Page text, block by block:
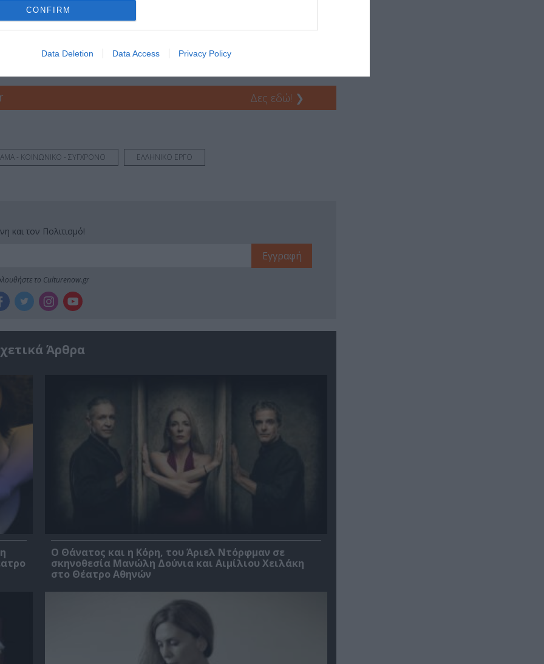
CONFIRM
Data Deletion Data Access Privacy Policy
στο
Δες εδώ! ❯
- ΚΟΙΝΩΝΙΚΟ - ΣΥΓΧΡΟΝΟ
ΕΛΛΗΝΙΚΟ ΕΡΓΟ
και τον Πολιτισμό!
το Culturenow.gr
Άρθρα
Ο Θάνατος και η Κόρη, του Άριελ Ντόρφμαν σε
σκηνοθεσία Μανώλη Δούνια και Αιμίλιου Χειλάκη
στο Θέατρο Αθηνών